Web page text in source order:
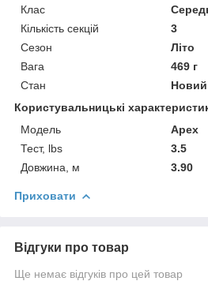
Клас
Кількість секцій
3
Сезон
Літо
Вага
469 г
Стан
Новий
Користувальницькі
Модель
Apex
Тест, lbs
3.5
Довжина, м
3.90
Приховати
Відгуки про товар
Ще немає відгуків про цей товар